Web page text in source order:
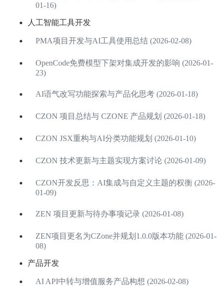
01-16)
人工智能工具开发
PMA项目开发与AI工具使用总结 (2026-02-08)
OpenCode免费模型下架对集成开发的影响 (2026-01-
23)
AI语气改写功能探索与产品化思考 (2026-01-18)
CZON 项目总结与 CZONE 产品规划 (2026-01-18)
CZON JSX重构与AI分类功能规划 (2026-01-10)
CZON 技术更新与主题实现方案讨论 (2026-01-09)
CZON开发反思：AI集成与自定义主题的权衡 (2026-
01-09)
ZEN 项目更新与待办事项记录 (2026-01-08)
ZEN项目更名为CZone并规划1.0.0版本功能 (2026-01-
08)
产品开发
AI API中转与增值服务产品构想 (2026-02-08)